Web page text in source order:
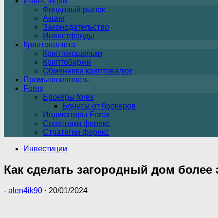
Фондовый рынок
Акции
Законодательство
Инвестфонды
Криптовалюта
Криптокошельки
Криптобиржи
Обменники криптовалют
Промышленность
Forex
Брокеры forex
Бонусы от брокеров
Индикаторы Forex
Советники форекс
Стратегии форекс
Инвестиции
Как сделать загородный дом более
- alen4ik90 · 20/01/2024